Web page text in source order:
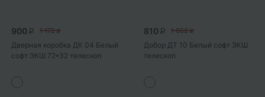
900 P 1 172 P
Дверная коробка ДК 04 Белый
софт ЭКШ 72*32 телескоп
810 P 1 062 P
Добор ДТ 10 Белый софт ЭКШ
телескоп